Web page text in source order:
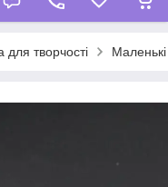
для творчості